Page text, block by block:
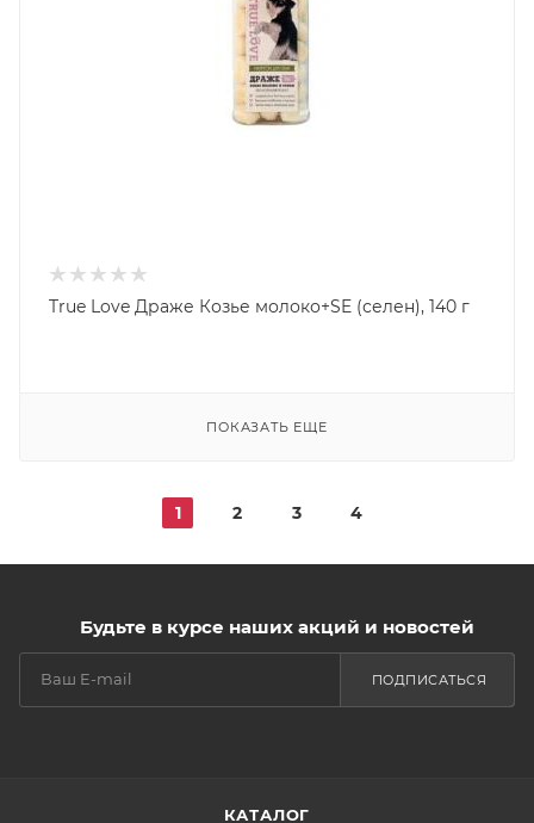
True Love Драже Козье молоко+SE (селен), 140 г
ПОКАЗАТЬ ЕЩЕ
1 2 3 4
Будьте в курсе наших акций и новостей
ПОДПИСАТЬСЯ
КАТАЛОГ